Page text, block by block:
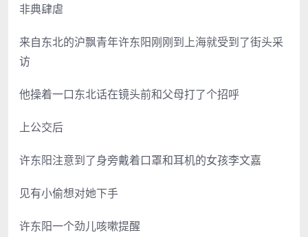
非典肆虐
来自东北的沪飘青年许东阳刚刚到上海就受到了街头采
访
他操着一口东北话在镜头前和父母打了个招呼
上公交后
许东阳注意到了身旁戴着口罩和耳机的女孩李文嘉
见有小偷想对她下手
许东阳一个劲儿咳嗽提醒